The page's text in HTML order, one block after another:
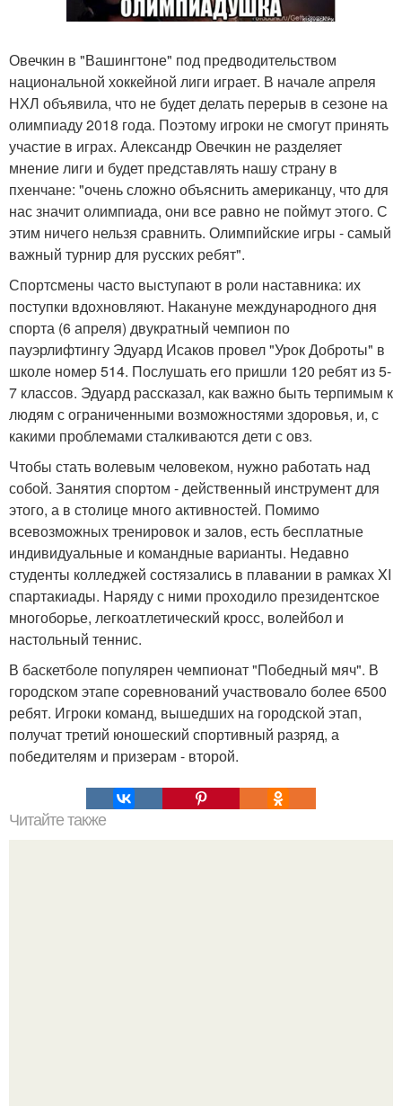
Овечкин в "Вашингтоне" под предводительством
национальной хоккейной лиги играет. В начале апреля
НХЛ объявила, что не будет делать перерыв в сезоне на
олимпиаду 2018 года. Поэтому игроки не смогут принять
участие в играх. Александр Овечкин не разделяет
мнение лиги и будет представлять нашу страну в
пхенчане: "очень сложно объяснить американцу, что для
нас значит олимпиада, они все равно не поймут этого. С
этим ничего нельзя сравнить. Олимпийские игры - самый
важный турнир для русских ребят".
Спортсмены часто выступают в роли наставника: их
поступки вдохновляют. Накануне международного дня
спорта (6 апреля) двукратный чемпион по
пауэрлифтингу Эдуард Исаков провел "Урок Доброты" в
школе номер 514. Послушать его пришли 120 ребят из 5-
7 классов. Эдуард рассказал, как важно быть терпимым к
людям с ограниченными возможностями здоровья, и, с
какими проблемами сталкиваются дети с овз.
Чтобы стать волевым человеком, нужно работать над
собой. Занятия спортом - действенный инструмент для
этого, а в столице много активностей. Помимо
всевозможных тренировок и залов, есть бесплатные
индивидуальные и командные варианты. Недавно
студенты колледжей состязались в плавании в рамках XI
спартакиады. Наряду с ними проходило президентское
многоборье, легкоатлетический кросс, волейбол и
настольный теннис.
В баскетболе популярен чемпионат "Победный мяч". В
городском этапе соревнований участвовало более 6500
ребят. Игроки команд, вышедших на городской этап,
получат третий юношеский спортивный разряд, а
победителям и призерам - второй.
Читайте также